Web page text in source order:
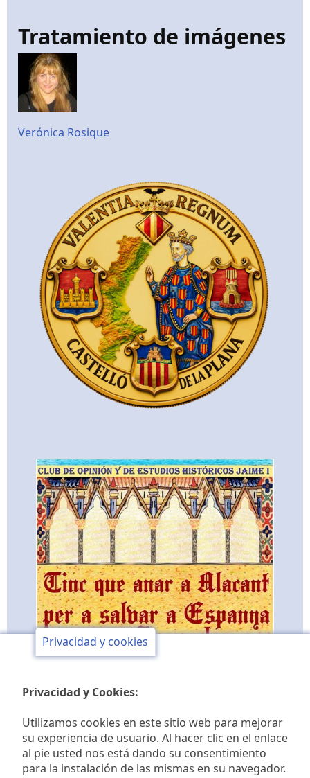
Tratamiento de imágenes
Verónica Rosique
Club de opinión y de
Privacidad y cookies
Privacidad y Cookies:
Utilizamos cookies en este sitio web para mejorar
su experiencia de usuario. Al hacer clic en el enlace
al pie usted nos está dando su consentimiento
para la instalación de las mismas en su navegador.